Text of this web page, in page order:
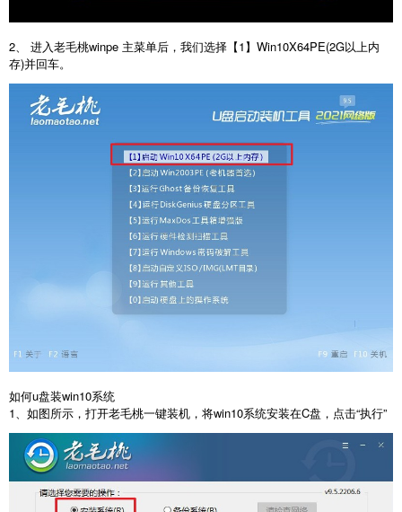
2、 进入老毛桃winpe 主菜单后，我们选择【1】Win10X64PE(2G以上内
存)并回车。
如何u盘装win10系统
1、如图所示，打开老毛桃一键装机，将win10系统安装在C盘，点击“执行”